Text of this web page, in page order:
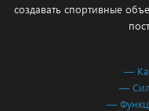
создавать спортивные
—
—
—